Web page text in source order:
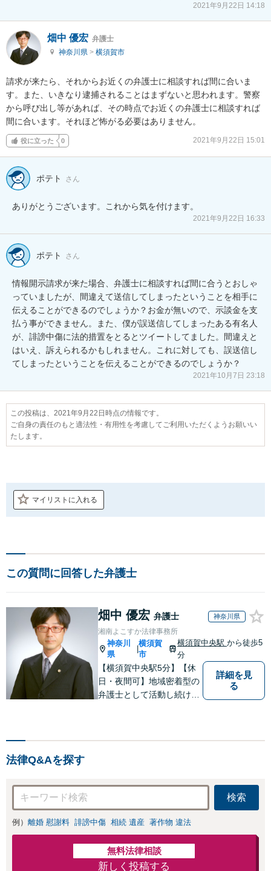
2021年9月22日 14:18
畑中 優宏 弁護士
神奈川県 > 横須賀市
請求が来たら、それからお近くの弁護士に相談すれば間に合いま
す。また、いきなり逮捕されることはまずないと思われます。警察
から呼び出し等があれば、その時点でお近くの弁護士に相談すれば
間に合います。それほど怖がる必要はありません。
役に立った 0 2021年9月22日 15:01
ポテト さん
ありがとうございます。これから気を付けます。
2021年9月22日 16:33
ポテト さん
情報開示請求が来た場合、弁護士に相談すれば間に合うとおしゃ
っていましたが、間違えて送信してしまったということを相手に
伝えることができるのでしょうか？お金が無いので、示談金を支
払う事ができません。また、僕が誤送信してしまったある有名人
が、誹謗中傷に法的措置をとるとツイートしてました。間違えと
はいえ、訴えられるかもしれません。これに対しても、誤送信し
てしまったということを伝えることができるのでしょうか？
2021年10月7日 23:18
この投稿は、2021年9月22日時点の情報です。
ご自身の責任のもと適法性・有用性を考慮してご利用いただくようお願いい
たします。
マイリストに入れる
この質問に回答した弁護士
畑中 優宏 弁護士 神奈川県
湘南よこすか法律事務所
神奈川
県
横須賀
市
横須賀中央駅 から徒歩5
分
【横須賀中央駅5分】【休
日・夜間可】地域密着型の
弁護士として活動し続けて
詳細を見
る
法律Q&Aを探す
検索
例） 離婚 慰謝料 誹謗中傷 相続 遺産 著作物 違法
無料法律相談
新しく投稿する